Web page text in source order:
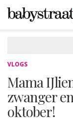
VLOGS
Mama
zwanger
oktober!